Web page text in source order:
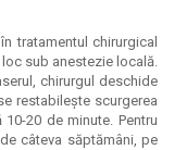
tratamentul chirurgical
sub anestezie locală.
chirurgul deschide
restabilește scurgerea
20 de minute. Pentru
câteva săptămâni, pe